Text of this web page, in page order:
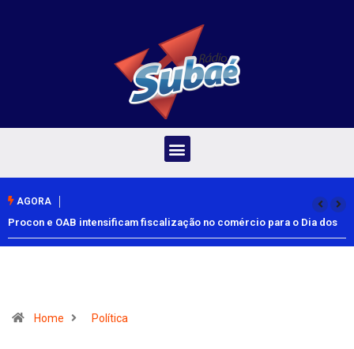
AGORA
Procon e OAB intensificam fiscalização no comércio para o Dia dos
Pais
Home Política